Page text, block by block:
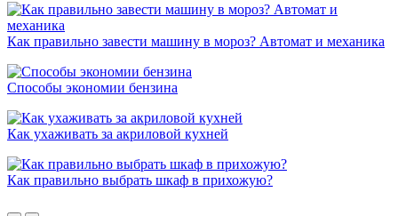
Как правильно завести машину в мороз? Автомат и механика
Способы экономии бензина
Как ухаживать за акриловой кухней
Как правильно выбрать шкаф в прихожую?